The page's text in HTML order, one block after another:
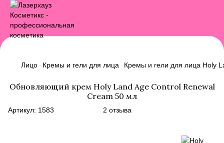
Лицо Кремы и гели для лица Кремы и гели для лица Holy
Обновляющий крем Holy Land Age Control Renewal
Cream 50 мл
Артикул: 1583 2 отзыва